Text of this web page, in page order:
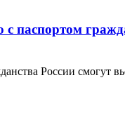
с паспортом
России смогут